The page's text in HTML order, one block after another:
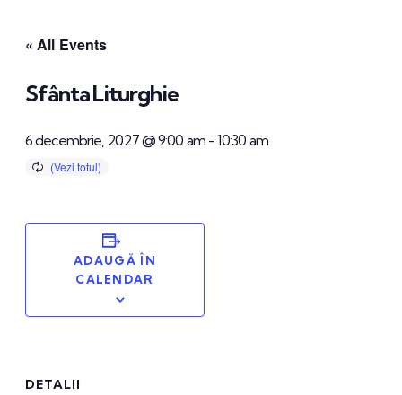
« All Events
Sfânta Liturghie
6 decembrie, 2027 @ 9:00 am-10:30 am
ADAUGĂ ÎN
CALENDAR
DETALII